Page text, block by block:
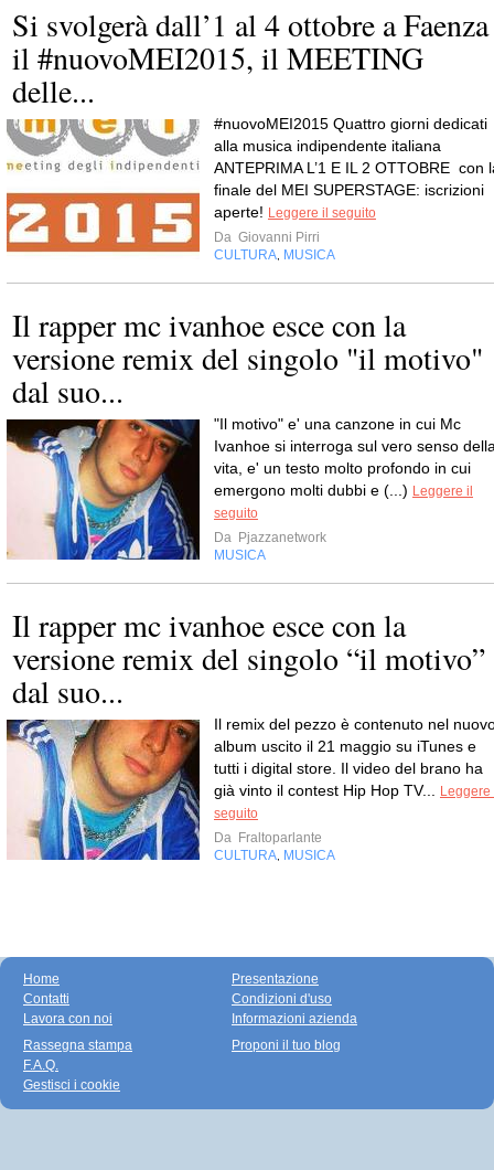
Si svolgerà dall’1 al 4 ottobre a Faenza
il #nuovoMEI2015, il MEETING
delle...
#nuovoMEI2015 Quattro giorni dedicati
alla musica indipendente italiana
ANTEPRIMA L’1 E IL 2 OTTOBRE con
finale del MEI SUPERSTAGE: iscrizioni
aperte! Leggere il seguito
Da Giovanni Pirri
CULTURA MUSICA
Il rapper mc ivanhoe esce con la
versione remix del singolo "il motivo"
dal suo...
"Il motivo" e' una canzone in cui Mc
Ivanhoe si interroga sul vero senso
vita, e' un testo molto profondo in cui
emergono molti dubbi e (...) Leggere il
seguito
Da Pjazzanetwork
MUSICA
Il rapper mc ivanhoe esce con la
versione remix del singolo “il motivo”
dal suo...
Il remix del pezzo è contenuto nel
album uscito il 21 maggio su iTunes e
tutti i digital store. Il video del brano ha
già vinto il contest Hip Hop TV...
Leggere
seguito
Da Fraltoparlante
CULTURA MUSICA
Home
Contatti
Lavora con noi
Presentazione
Condizioni d'uso
Informazioni azienda
Rassegna stampa
F.A.Q.
Gestisci i cookie
Proponi il tuo blog